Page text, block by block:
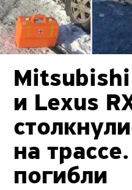
и Lexus
на
погибли